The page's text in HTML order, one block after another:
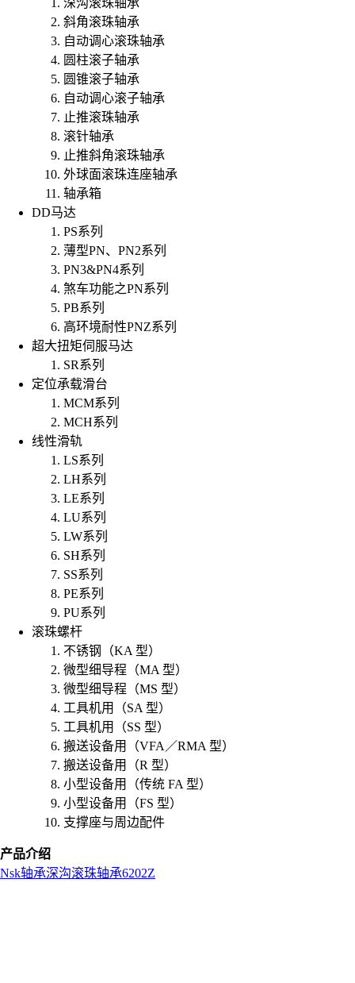
深沟滚珠轴承
斜角滚珠轴承
自动调心滚珠轴承
圆柱滚子轴承
圆锥滚子轴承
自动调心滚子轴承
止推滚珠轴承
滚针轴承
止推斜角滚珠轴承
外球面滚珠连座轴承
轴承箱
DD马达
PS系列
薄型PN、PN2系列
PN3&PN4系列
煞车功能之PN系列
PB系列
高环境耐性PNZ系列
超大扭矩伺服马达
SR系列
定位承载滑台
MCM系列
MCH系列
线性滑轨
LS系列
LH系列
LE系列
LU系列
LW系列
SH系列
SS系列
PE系列
PU系列
滚珠螺杆
不锈钢（KA 型）
微型细导程（MA 型）
微型细导程（MS 型）
工具机用（SA 型）
工具机用（SS 型）
搬送设备用（VFA／RMA 型）
搬送设备用（R 型）
小型设备用（传统 FA 型）
小型设备用（FS 型）
支撑座与周边配件
产品介绍
Nsk轴承深沟滚珠轴承6202Z